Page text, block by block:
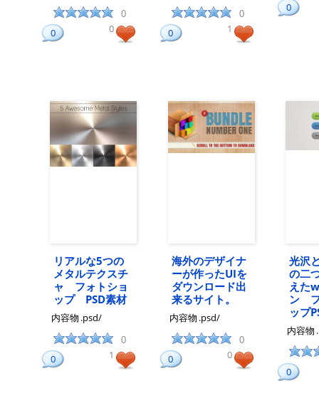
0
0 0
0
0 1
0
リアルな5つの
メタルテクスチ
ャ フォトショ
ップ PSD素材
内容物 .psd/
0
0 1
海外のデザイナ
ーが作ったUIを
ダウンロード出
来るサイト。
内容物 .psd/
0
0 0
光沢
の二
えた
ン
ップ
内容物
0